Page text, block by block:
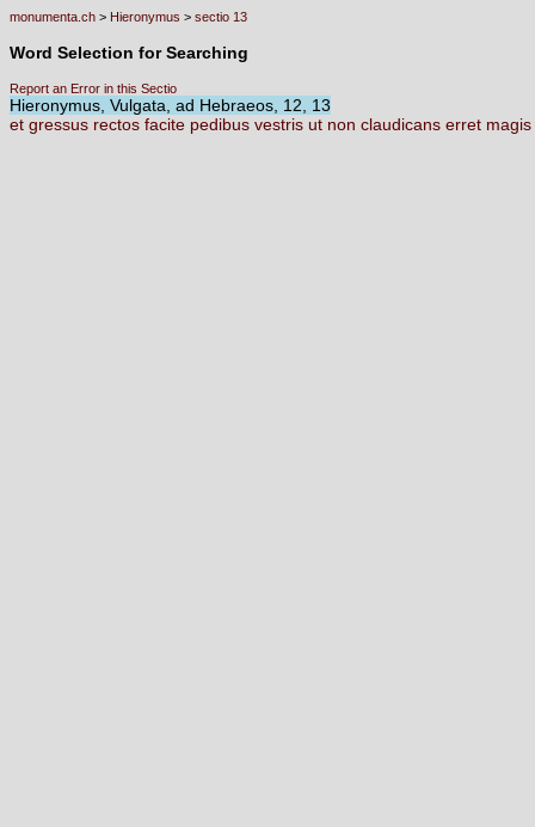
monumenta.ch > Hieronymus > sectio 13
Word Selection for Searching
Report an Error in this Sectio
Hieronymus, Vulgata, ad Hebraeos, 12, 13
et gressus rectos facite pedibus vestris ut non claudicans erret magis